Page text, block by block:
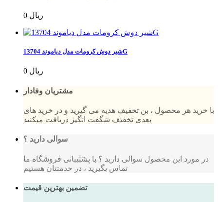
0 ریال
شیر دوش کرومات مدل دیاموند 13704G
0 ریال
مشتریان وفادار
با خرید هر محصول ، بن تخفیف هدیه می گیرید و در خرید های
بعدی تخفیف شگفت انگیز دریافت میکنید
سوالی دارید ؟
در مورد این محصول سوالی دارید ؟ با پشتیبانی فروشگاه ما
تماس بگیرید ، در خدمتتان هستیم
تضمین بهترین قیمت